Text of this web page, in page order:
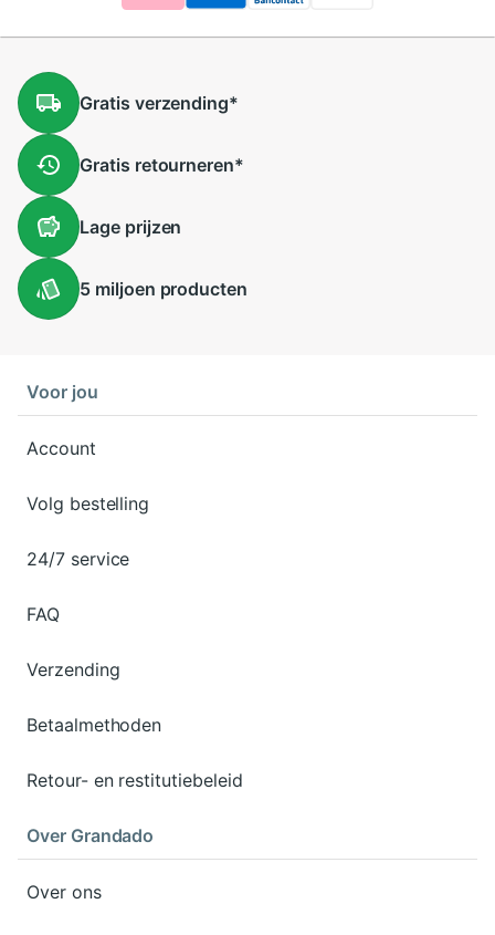
Gratis verzending*
Gratis retourneren*
Lageprijzen
5 miljoen producten
Voor jou
Account
Volg bestelling
24/7 service
FAQ
Verzending
Betaalmethoden
Retour- en restitutiebeleid
Over Grandado
Over ons